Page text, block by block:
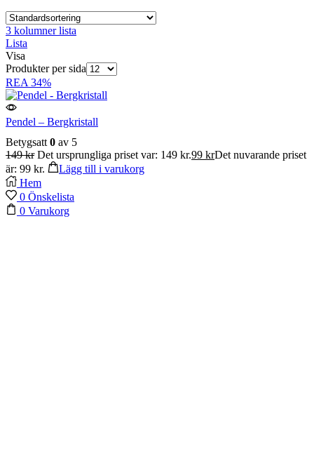
3 kolumner lista
Lista
Visa
Produkter per sida
REA 34%
Pendel – Bergkristall
Betygsatt 0 av 5
149kr Det ursprungliga priset var: 149 kr.99 krDet nuvarande priset
är: 99 kr.
Lägg till i varukorg
Hem
0 Önskelista
0 Varukorg